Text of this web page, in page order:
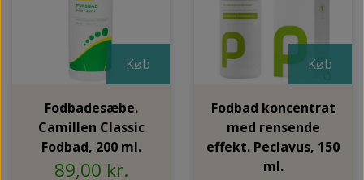
Køb
Fodbadesæbe.
Camillen Classic
Fodbad, 200 ml.
89,00 kr.
Køb
Fodbad koncentrat
med rensende
effekt. Peclavus, 150
ml.